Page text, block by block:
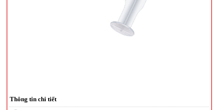
Thông tin chi tiết